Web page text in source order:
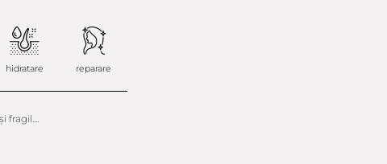
hidratare reparare
fragil....